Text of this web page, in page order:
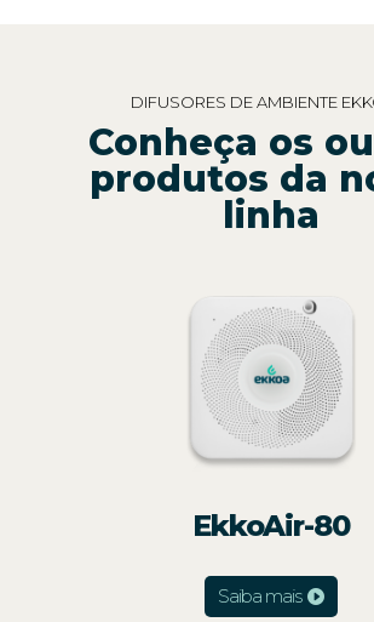
DIFUSORES DE AMBIENTE
Conheça os
produtos da
linha
EkkoAir-80
Saiba mais